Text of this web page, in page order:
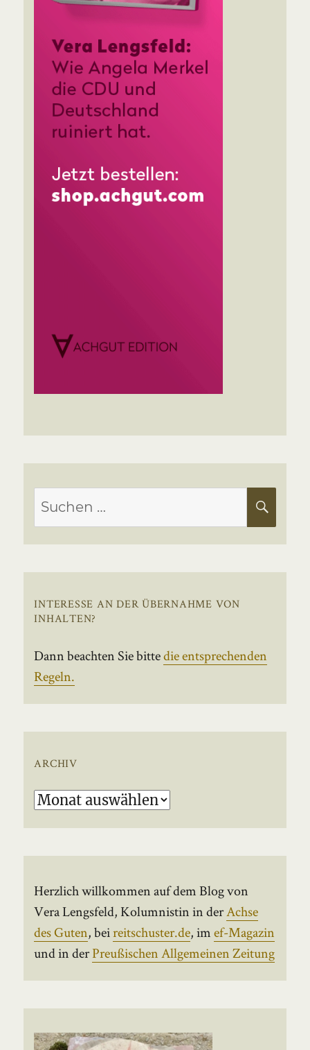
Suchen
nach:
INTERESSE AN DER ÜBERNAHME VON
INHALTEN?
Dann beachten Sie bittedie entsprechenden
Regeln.
ARCHIV
Archiv
Herzlich willkommen auf dem Blog von
Vera Lengsfeld, Kolumnistin in derAchse
des Guten, beireitschuster.de, imef-Magazin
und in derPreußischen Allgemeinen Zeitung